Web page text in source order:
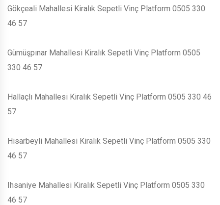
Gökçeali Mahallesi Kiralık Sepetli Vinç Platform 0505 330
46 57
Gümüşpınar Mahallesi Kiralık Sepetli Vinç Platform 0505
330 46 57
Hallaçlı Mahallesi Kiralık Sepetli Vinç Platform 0505 330 46
57
Hisarbeyli Mahallesi Kiralık Sepetli Vinç Platform 0505 330
46 57
Ihsaniye Mahallesi Kiralık Sepetli Vinç Platform 0505 330
46 57